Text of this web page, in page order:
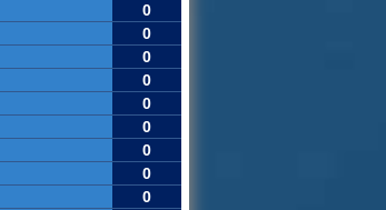
0
0
0
0
0
0
0
0
0